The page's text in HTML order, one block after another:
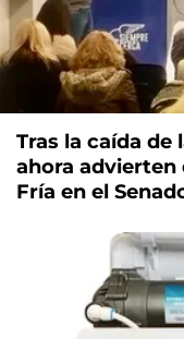
Tras la caída
ahora advierten
Fría en el